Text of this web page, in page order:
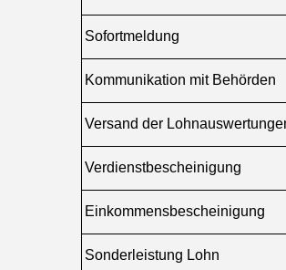
Sofortmeldung
Kommunikation mit Behörden
Versand der
Verdienstbescheinigung
Einkommensbescheinigung
Sonderleistung Lohn